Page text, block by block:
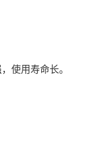
使用寿命长。